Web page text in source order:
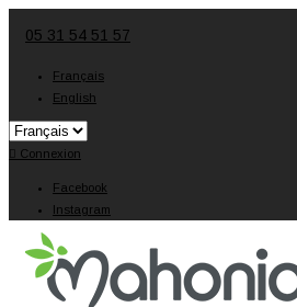
05 31 54 51 57
Français
English
 Connexion
Facebook
Instagram